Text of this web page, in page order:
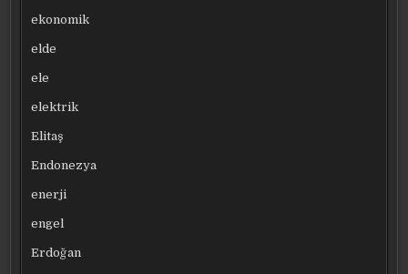
ekonomik
elde
ele
elektrik
Elitaş
Endonezya
enerji
engel
Erdoğan